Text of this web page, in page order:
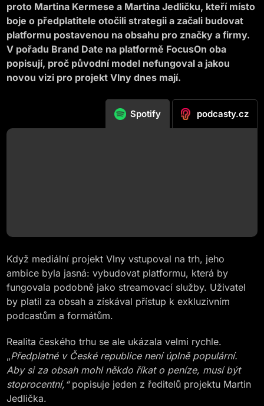
proto Martina Kermese a Martina Jedličku, kteří místo
boje o předplatitele otočili strategii a začali budovat
platformu postavenou na obsahu pro značky a firmy.
V pořadu Brand Date na platformě FocusOn oba
popisují, proč původní model nefungoval a jakou
novou vizi pro projekt Vlny dnes mají.
Spotify podcasty.cz
Když mediální projekt Vlny vstupoval na trh, jeho
ambice byla jasná: vybudovat platformu, která by
fungovala podobně jako streamovací služby. Uživatel
by platil za obsah a získával přístup k exkluzivním
podcastům a formátům.
Realita českého trhu se ale ukázala velmi rychle.
„Předplatné v České republice není úplně populární.
Aby si za obsah mohl někdo říkat o peníze, musí být
stoprocentní,“popisuje jeden z ředitelů projektu Martin
Jedlička.